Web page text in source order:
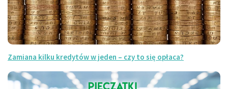
Zamiana kilku kredytów w jeden – czy to się opłaca?